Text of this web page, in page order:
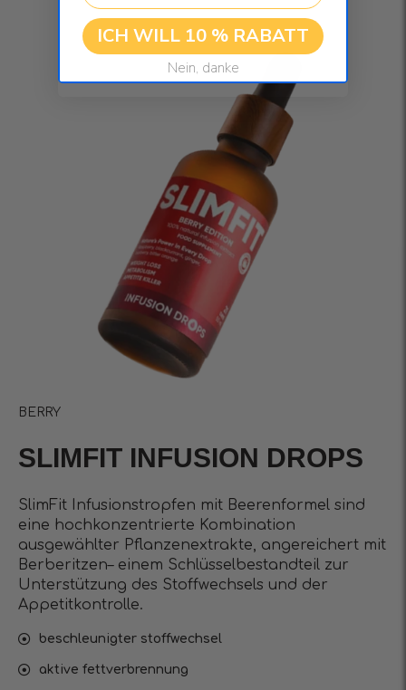
BERRY
SLIMFIT INFUSIОN DROPS
SlimFit Infusionstropfen mit Beerenformel sind
eine hochkonzentrierte Kombination
ausgewählter Pflanzenextrakte, angereichert mit
Berberitzen– einem Schlüsselbestandteil zur
Unterstützung des Stoffwechsels und der
Appetitkontrolle.
beschleunigter stoffwechsel
aktive fettverbrennung
ICH WILL 10 % RABATT
Nein, danke